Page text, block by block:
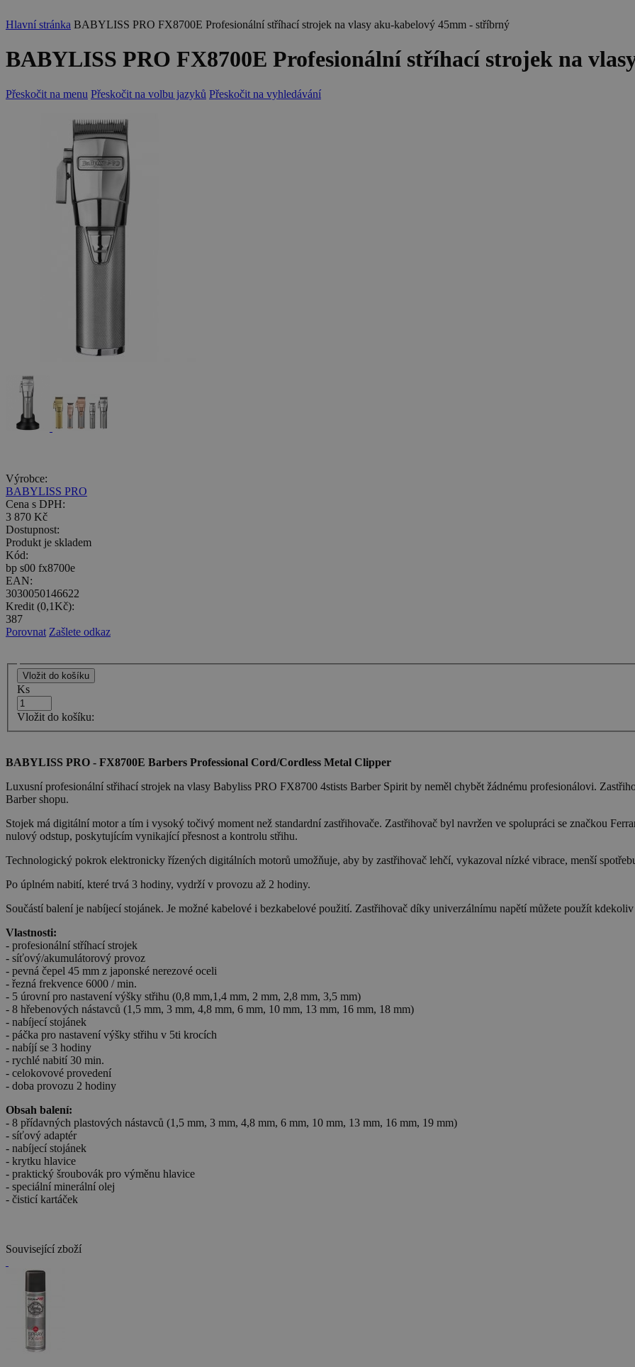
Hlavní stránka BABYLISS PRO FX8700E Profesionální stříhací strojek na vlasy aku-kabelový 45mm - stříbrný
BABYLISS PRO FX8700E Profesionální stříhací strojek na
Přeskočit na menu Přeskočit na volbu jazyků Přeskočit na vyhledávání
Výrobce:
BABYLISS PRO
Cena s DPH:
3 870 Kč
Dostupnost:
Produkt je skladem
Kód:
bp s00 fx8700e
EAN:
3030050146622
Kredit (0,1Kč):
387
Porovnat Zašlete odkaz
Ks
Vložit do košíku:
BABYLISS PRO - FX8700E Barbers Professional Cord/Cordless Metal Clipper
Luxusní profesionální střihací strojek na vlasy Babyliss PRO FX8700 4stists Barber Spirit by neměl chybět žádnému profesionálovi.
Barber shopu.
Stojek má digitální motor a tím i vysoký točivý moment než standardní zastřihovače. Zastřihovač byl navržen ve spolupráci se značkou
nulový odstup, poskytujícím vynikající přesnost a kontrolu střihu.
Technologický pokrok elektronicky řízených digitálních motorů umožňuje, aby by zastřihovač lehčí, vykazoval nízké vibrace, menší
Po úplném nabití, které trvá 3 hodiny, vydrží v provozu až 2 hodiny.
Součástí balení je nabíjecí stojánek. Je možné kabelové i bezkabelové použití. Zastřihovač díky univerzálnímu napětí můžete použít kdekoliv
Vlastnosti:
- profesionální stříhací strojek
- síťový/akumulátorový provoz
- pevná čepel 45 mm z japonské nerezové oceli
- řezná frekvence 6000 / min.
- 5 úrovní pro nastavení výšky střihu (0,8 mm,1,4 mm, 2 mm, 2,8 mm, 3,5 mm)
- 8 hřebenových nástavců (1,5 mm, 3 mm, 4,8 mm, 6 mm, 10 mm, 13 mm, 16 mm, 18 mm)
- nabíjecí stojánek
- páčka pro nastavení výšky střihu v 5ti krocích
- nabíjí se 3 hodiny
- rychlé nabití 30 min.
- celokovové provedení
- doba provozu 2 hodiny
Obsah balení:
- 8 přídavných plastových nástavců (1,5 mm, 3 mm, 4,8 mm, 6 mm, 10 mm, 13 mm, 16 mm, 19 mm)
- síťový adaptér
- nabíjecí stojánek
- krytku hlavice
- praktický šroubovák pro výměnu hlavice
- speciální minerální olej
- čisticí kartáček
Související zboží